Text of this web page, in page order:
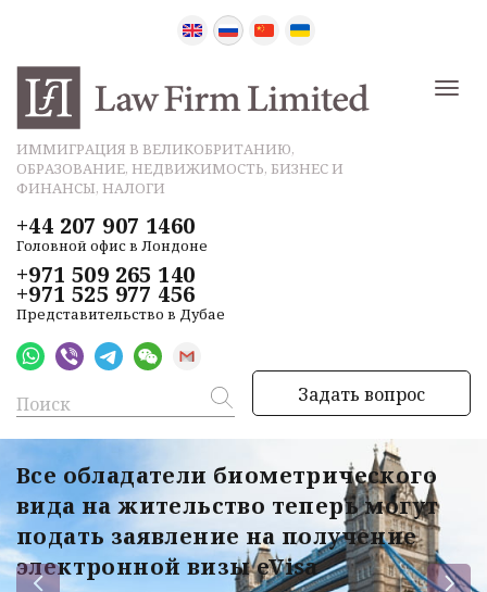
ИММИГРАЦИЯ В ВЕЛИКОБРИТАНИЮ,
ОБРАЗОВАНИЕ, НЕДВИЖИМОСТЬ, БИЗНЕС И
ФИНАНСЫ, НАЛОГИ
+44 207 907 1460
Головной офис в Лондоне
+971 509 265 140
+971 525 977 456
Представительство в Дубае
Задать вопрос
Все обладатели биометрического
вида на жительство теперь могут
подать заявление на получение
электронной визы eVisa